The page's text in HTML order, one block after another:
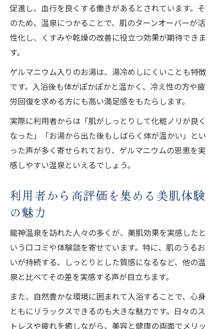
促進し、血行を良くする働きがあるとされています。そ
のため、温泉につかることで、肌のターンオーバーが活
性化し、くすみや乾燥の改善に役立つ効果が期待できま
す。
ゲルマニウム入りのお湯は、湯冷めしにくいことも特徴
です。入浴後も体がぽかぽかと温かく、冷え性の方や疲
労回復を求める方にも高い満足感をもたらします。
実際に利用者からは「肌がしっとりして化粧ノリが良く
なった」「お湯から出た後もしばらく体が温かい」とい
った声が多く寄せられており、ゲルマニウムの恩恵を実
感しやすい温泉といえるでしょう。
利用者から高評価を集める美肌体験
の魅力
龍神温泉を訪れた人々の多くが、美肌効果を実感したと
いう口コミや体験談を寄せています。特に、肌のうるお
いが持続する、しっとりとした質感になるなど、他の温
泉と比べてその差を実感する声が目立ちます。
また、自然豊かな環境に囲まれて入浴することで、心身
ともにリラックスできるのも大きな魅力です。日々のス
トレスや疲れを癒しながら、美容と健康の両面でメリッ